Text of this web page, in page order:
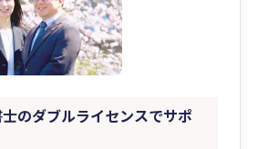
のダブルライセンスでサポ